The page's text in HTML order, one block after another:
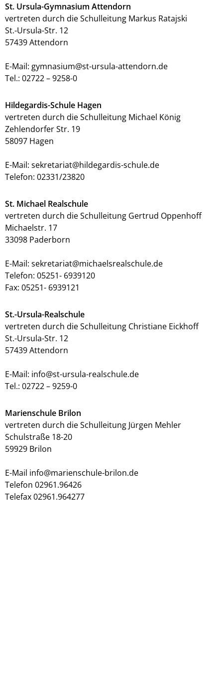
St. Ursula-Gymnasium Attendorn
vertreten durch die Schulleitung Markus Ratajski
St.-Ursula-Str. 12
57439 Attendorn
E-Mail: gymnasium@st-ursula-attendorn.de
Tel.: 02722 – 9258-0
Hildegardis-Schule Hagen
vertreten durch die Schulleitung Michael König
Zehlendorfer Str. 19
58097 Hagen
E-Mail: sekretariat@hildegardis-schule.de
Telefon: 02331/23820
St. Michael Realschule
vertreten durch die Schulleitung Gertrud Oppenhoff
Michaelstr. 17
33098 Paderborn
E-Mail: sekretariat@michaelsrealschule.de
Telefon: 05251- 6939120
Fax: 05251- 6939121
St.-Ursula-Realschule
vertreten durch die Schulleitung Christiane Eickhoff
St.-Ursula-Str. 12
57439 Attendorn
E-Mail: info@st-ursula-realschule.de
Tel.: 02722 – 9259-0
Marienschule Brilon
vertreten durch die Schulleitung Jürgen Mehler
Schulstraße 18-20
59929 Brilon
E-Mail info@marienschule-brilon.de
Telefon 02961.96426
Telefax 02961.964277